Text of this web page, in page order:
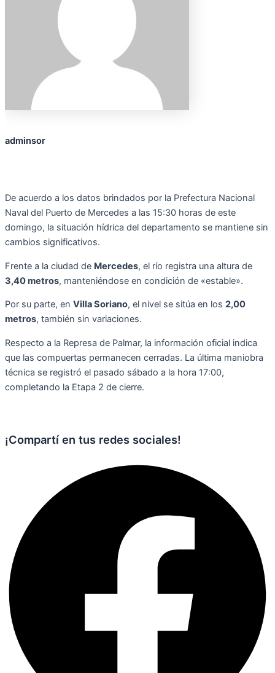
adminsor
De acuerdo a los datos brindados por la Prefectura Nacional
Naval del Puerto de Mercedes a las 15:30 horas de este
domingo, la situación hídrica del departamento se mantiene sin
cambios significativos.
Frente a la ciudad de Mercedes, el río registra una altura de
3,40 metros, manteniéndose en condición de «estable».
Por su parte, en Villa Soriano, el nivel se sitúa en los 2,00
metros, también sin variaciones.
Respecto a la Represa de Palmar, la información oficial indica
que las compuertas permanecen cerradas. La última maniobra
técnica se registró el pasado sábado a la hora 17:00,
completando la Etapa 2 de cierre.
¡Compartí en tus redes sociales!